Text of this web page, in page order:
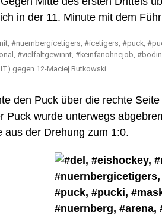
in der 11. Minute mit dem
gegen 12-Maciej Rutkowski
den Puck über die rechte
Puck wurde unterwegs
aus der Drehung zum 1:0.